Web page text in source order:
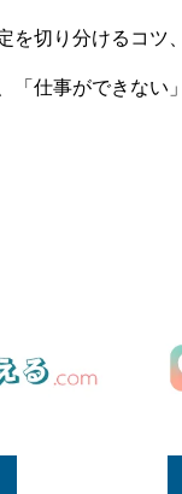
を切り分けるコツ
「仕事ができない